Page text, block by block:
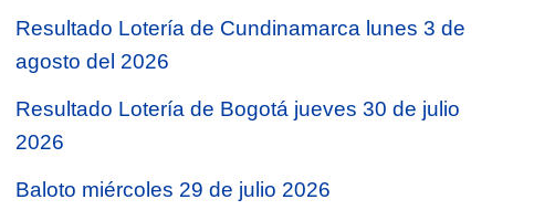
Resultado Lotería de Cundinamarca lunes 3 de
agosto del 2026
Resultado Lotería de Bogotá jueves 30 de julio
2026
Baloto miércoles 29 de julio 2026